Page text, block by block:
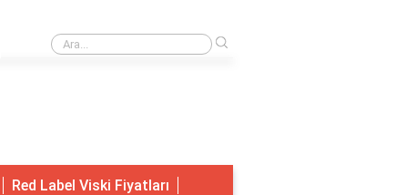
Rüyada Kedinin Eve Kaka Yapması
Red Label Viski Fiyatları